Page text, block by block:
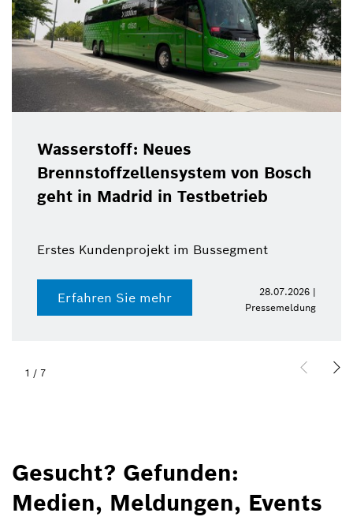
Wasserstoff: Neues
Brennstoffzellensystem von Bosch
geht in Madrid in Testbetrieb
Erstes Kundenprojekt im Bussegment
Erfahren Sie mehr
28.07.2026 |
Pressemeldung
1 / 7
Gesucht? Gefunden:
Medien, Meldungen, Events